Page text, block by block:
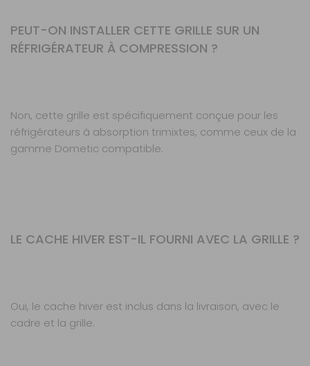
PEUT-ON INSTALLER CETTE GRILLE SUR UN
RÉFRIGÉRATEUR À COMPRESSION ?
Non, cette grille est spécifiquement conçue pour les
réfrigérateurs à absorption trimixtes, comme ceux de la
gamme Dometic compatible.
LE CACHE HIVER EST-IL FOURNI AVEC LA GRILLE ?
Oui, le cache hiver est inclus dans la livraison, avec le
cadre et la grille.